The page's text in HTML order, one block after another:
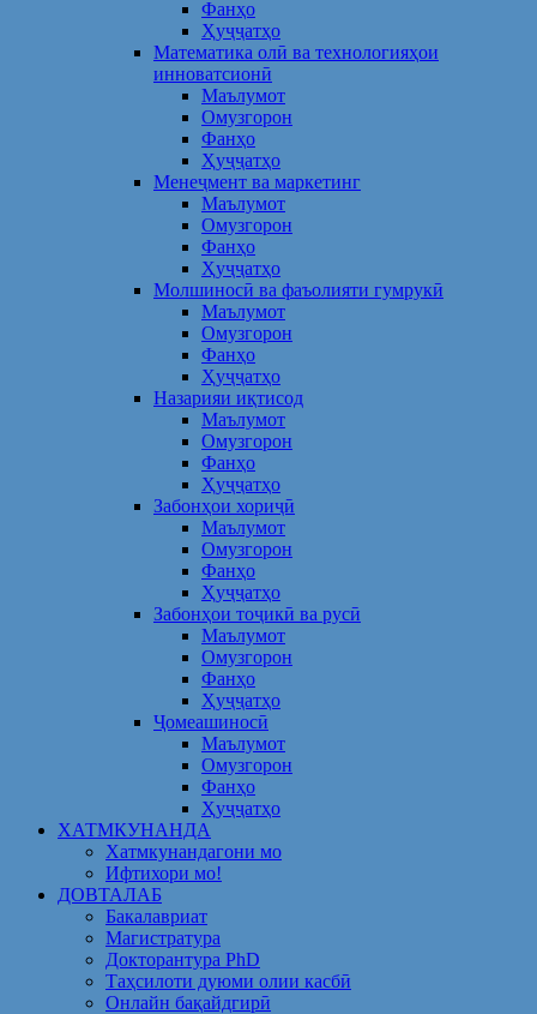
Фанҳо
Ҳуҷҷатҳо
Математика олӣ ва технологияҳои
инноватсионӣ
Маълумот
Омузгорон
Фанҳо
Ҳуҷҷатҳо
Менеҷмент ва маркетинг
Маълумот
Омузгорон
Фанҳо
Ҳуҷҷатҳо
Молшиносӣ ва фаъолияти гумрукӣ
Маълумот
Омузгорон
Фанҳо
Ҳуҷҷатҳо
Назарияи иқтисод
Маълумот
Омузгорон
Фанҳо
Ҳуҷҷатҳо
Забонҳои хориҷӣ
Маълумот
Омузгорон
Фанҳо
Ҳуҷҷатҳо
Забонҳои тоҷикӣ ва русӣ
Маълумот
Омузгорон
Фанҳо
Ҳуҷҷатҳо
Ҷомеашиносӣ
Маълумот
Омузгорон
Фанҳо
Ҳуҷҷатҳо
ХАТМКУНАНДА
Хатмкунандагони мо
Ифтихори мо!
ДОВТАЛАБ
Бакалавриат
Магистратура
Докторантура PhD
Таҳсилоти дуюми олии касбӣ
Онлайн бақайдгирӣ